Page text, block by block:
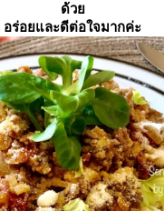
ด้ว
อร่อยและดีต่อใจมากค่ะ